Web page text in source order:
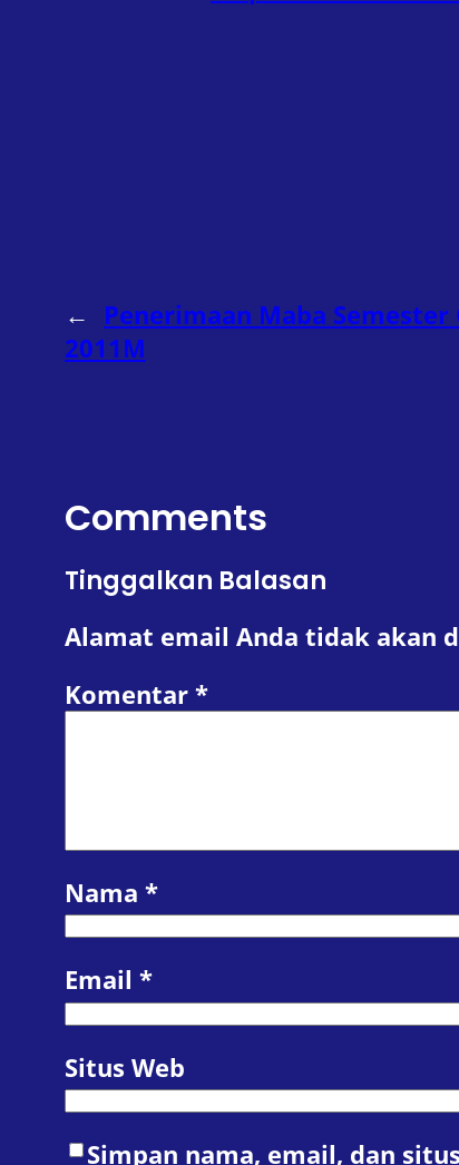
←
Penerimaan Maba Semester
2011M
Comments
Tinggalkan Balasan
Alamat email Anda tidak akan
Komentar *
Nama *
Email *
Situs Web
Simpan nama, email, dan